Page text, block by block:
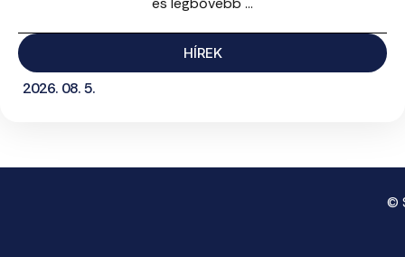
HÍREK
2026. 08. 5.
©